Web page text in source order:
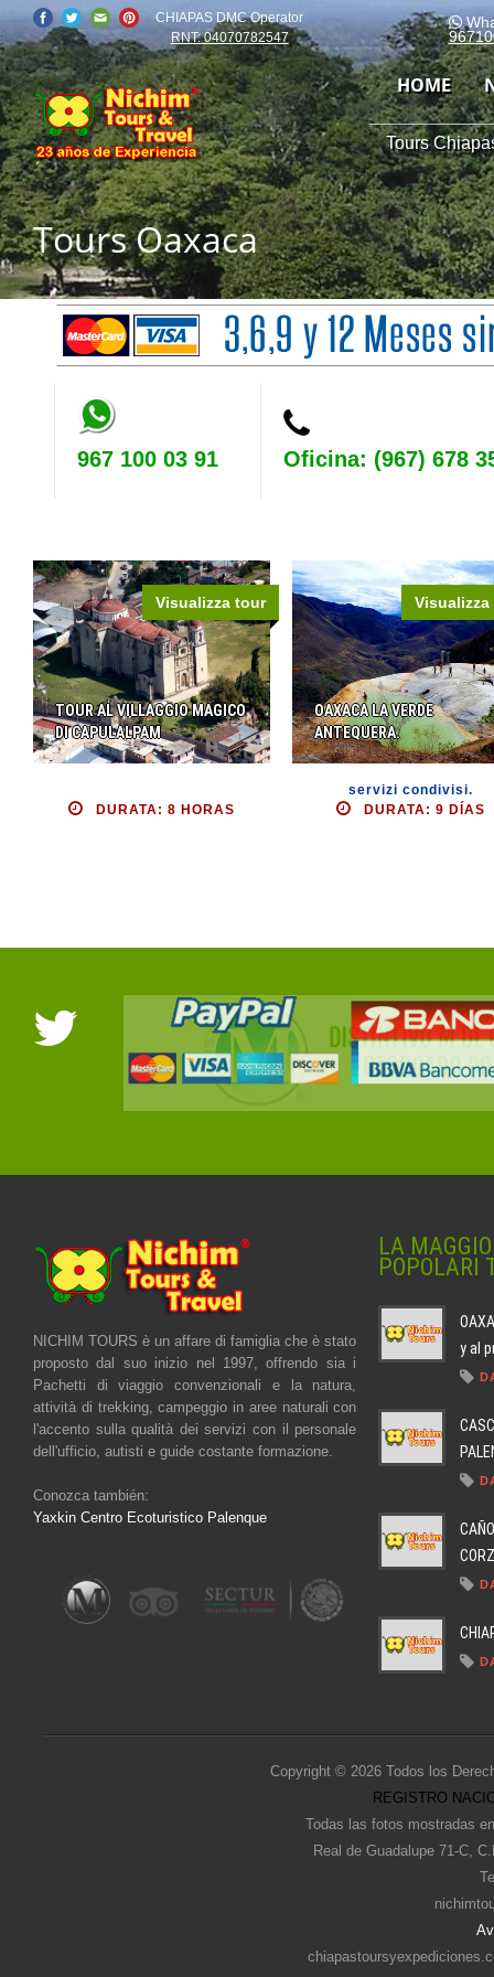
CHIAPAS DMC Operator
RNT: 04070782547
HOME
Tours
Tours Oaxaca
967 100 03 91 Oficina: (967) 678
Visualizza tour
TOUR AL VILLAGGIO MAGICO
DI CAPULALPAM
DURATA: 8 HORAS
OAXACA LA VERDE
ANTEQUERA.
servizi condivisi.
DURATA: 9 DÍAS
NICHIM TOURS è un affare di famiglia che è stato
proposto dal suo inizio nel 1997, offrendo sia i
Pachetti di viaggio convenzionali e la natura,
attività di trekking, campeggio in aree naturali con
l'accento sulla qualità dei servizi con il personale
dell'ufficio, autisti e guide costante formazione.
Conozca también:
Yaxkin Centro Ecoturistico Palenque
LA
POPOLARI
y al
Copyright © 2026 Todos los
REGISTRO
Todas las fotos mostradas
Real de Guadalupe 71-C,